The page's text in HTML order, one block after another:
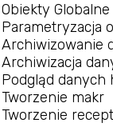
Obiekty Globalne
Parametryzacja
Archiwizowanie
Archiwizacja
Podgląd danych
Tworzenie makr
Tworzenie